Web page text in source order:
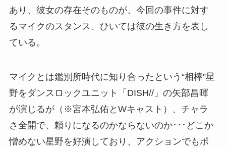
あり、彼女の存在そのものが、今回の事件に対す
るマイクのスタンス、ひいては彼の生き方を表し
ている。
マイクとは鑑別所時代に知り合ったという“相棒”星
野をダンスロックユニット「DISH//」の矢部昌暉
が演じるが（※宮本弘佑とWキャスト）、チャラ
さ全開で、頼りになるのかならないのか･･･どこか
憎めない星野を好演しており、アクションでもポ